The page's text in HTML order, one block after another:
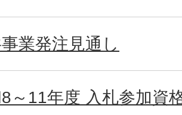
業発注見通し
～11年度 入札参加資